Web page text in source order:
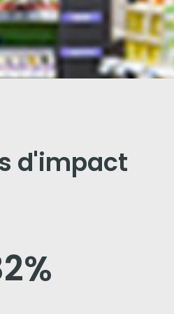
d'impact
%